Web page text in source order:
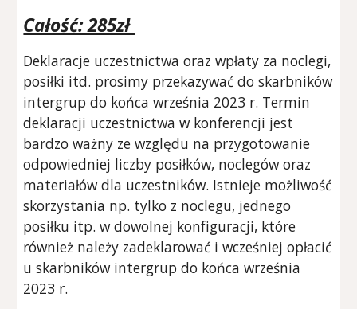
Całość: 285zł
Deklaracje uczestnictwa oraz wpłaty za noclegi,
posiłki itd. prosimy przekazywać do skarbników
intergrup do końca września 2023 r. Termin
deklaracji uczestnictwa w konferencji jest
bardzo ważny ze względu na przygotowanie
odpowiedniej liczby posiłków, noclegów oraz
materiałów dla uczestników. Istnieje możliwość
skorzystania np. tylko z noclegu, jednego
posiłku itp. w dowolnej konfiguracji, które
również należy zadeklarować i wcześniej opłacić
u skarbników intergrup do końca września
2023 r.